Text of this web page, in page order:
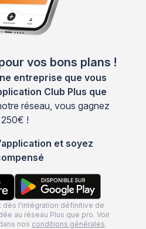
vos bons plans !
entreprise que vous
Club Plus que
réseau, vous gagnez
250€ !
et soyez
dès l'intégration définitive de
au réseau Plus que pro. Voir
nos conditions générales.